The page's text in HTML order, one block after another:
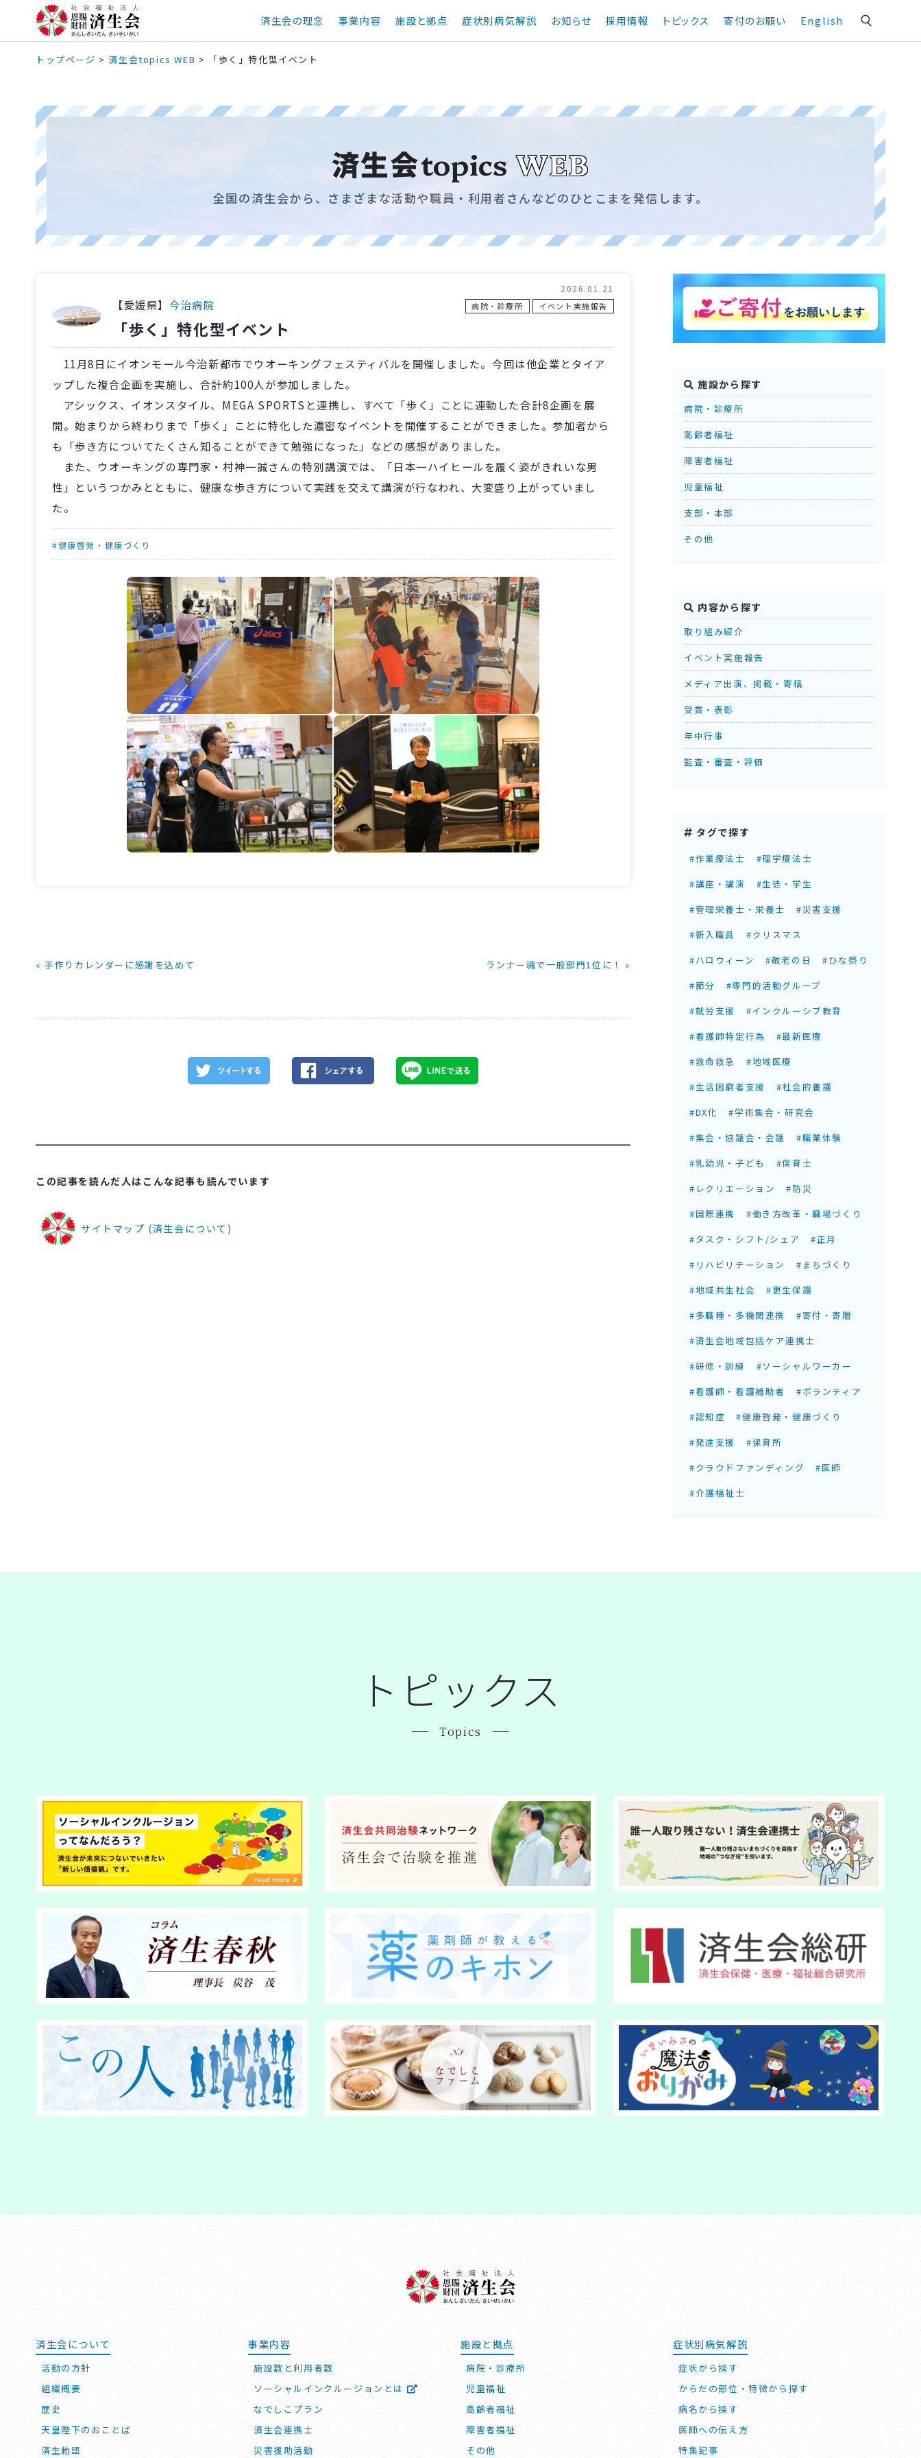
済生会の理念 事業内容 施設と拠点 症状別病気解説 お知らせ 採用情報 トピックス 寄付のお願い English
トップページ > 済生会topics WEB > 「歩く」特化型イベント
済生会topics WEB
全国の済生会から、さまざまな活動や職員・利用者さんなどのひとこまを発信します。
【愛媛県】 今治病院 病院・診療所 イベント実施報告
2026.01.21
「歩く」特化型イベント
11月8日にイオンモール今治新都市でウオーキングフェスティバルを開催しました。今回は他企業とタイア
ップした複合企画を実施し、合計約100人が参加しました。
アシックス、イオンスタイル、MEGA SPORTSと連携し、すべて「歩く」ことに連動した合計8企画を展
開。始まりから終わりまで「歩く」ことに特化した濃密なイベントを開催することができました。参加者から
も「歩き方についてたくさん知ることができて勉強になった」などの感想がありました。
また、ウオーキングの専門家・村神一誠さんの特別講演では、「日本一ハイヒールを履く姿がきれいな男
性」というつかみとともに、健康な歩き方について実践を交えて講演が行なわれ、大変盛り上がっていまし
た。
#健康啓発・健康づくり
« 手作りカレンダーに感謝を込めて ランナー魂で一般部門1位に！ »
この記事を読んだ人はこんな記事も読んでいます
サイトマップ (済生会について)
施設から探す
病院・診療所
高齢者福祉
障害者福祉
児童福祉
支部・本部
その他
内容から探す
取り組み紹介
イベント実施報告
メディア出演、掲載・寄稿
受賞・表彰
年中行事
監査・審査・評価
タグで探す
#作業療法士
#理学療法士
#講座・講演
#生徒・学生
#管理栄養士・栄養士
#災害支援
#新入職員
#クリスマス
#ハロウィーン
#敬老の日
#ひな祭り
#節分
#専門的活動グループ
#就労支援
#インクルーシブ教育
#看護師特定行為
#最新医療
#救命救急
#地域医療
#生活困窮者支援
#社会的養護
#DX化
#学術集会・研究会
#集会・協議会・会議
#職業体験
#乳幼児・子ども
#保育士
#レクリエーション
#防災
#国際連携
#働き方改革・職場づくり
#タスク・シフト/シェア
#正月
#リハビリテーション
#まちづくり
#地域共生社会
#更生保護
#多職種・多機関連携
#寄付・寄贈
#済生会地域包括ケア連携士
#研修・訓練
#ソーシャルワーカー
#看護師・看護補助者
#ボランティア
#認知症
#健康啓発・健康づくり
#発達支援
#保育所
#クラウドファンディング
#医師
#介護福祉士
トピックス
Topics
済生会について
活動の方針
組織概要
歴史
天皇陛下のおことば
済生勅語
事業内容
施設数と利用者数
ソーシャルインクルージョンとは
なでしこプラン
済生会連携士
災害援助活動
施設と拠点
病院・診療所
児童福祉
高齢者福祉
障害者福祉
その他
症状別病気解説
症状から探す
からだの部位・特徴から探す
病名から探す
医師への伝え方
特集記事